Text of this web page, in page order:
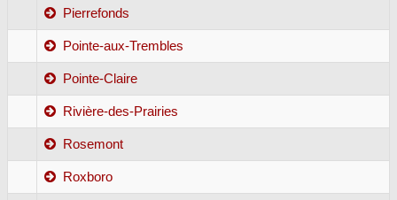
Pierrefonds
Pointe-aux-Trembles
Pointe-Claire
Rivière-des-Prairies
Rosemont
Roxboro